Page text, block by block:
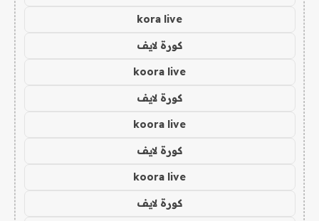
kora live
كورة لايف
koora live
كورة لايف
koora live
كورة لايف
koora live
كورة لايف